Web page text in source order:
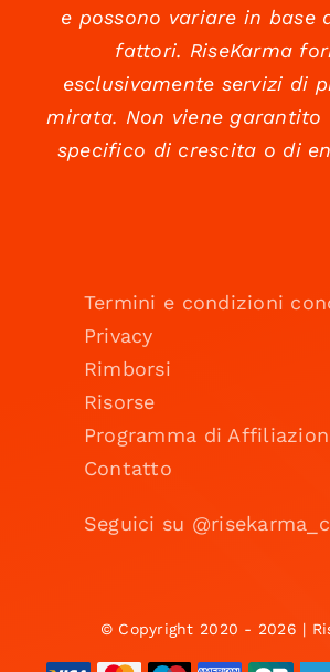
e possono variare in base
fattori. RiseKarma
esclusivamente servizi di
mirata. Non viene garantito
specifico di crescita o di
Termini e condizioni
Privacy
Rimborsi
Risorse
Programma di
Contatto
Seguici su
© Copyright 2020 - 2026 |